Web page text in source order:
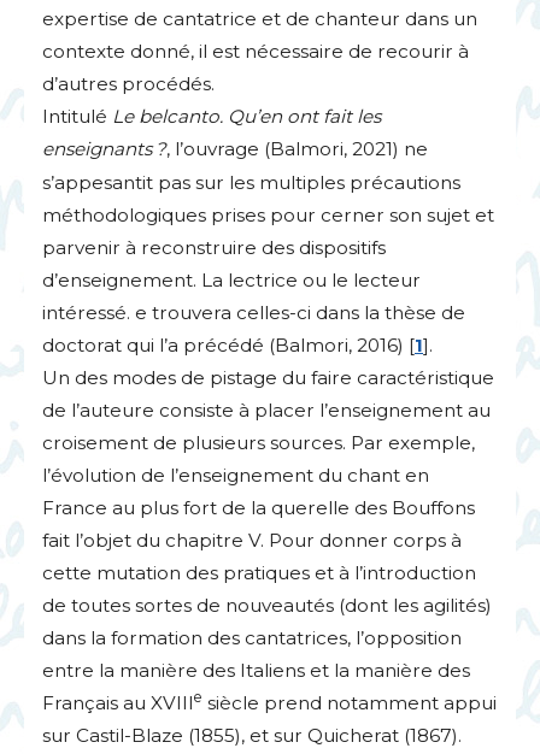
expertise de cantatrice et de chanteur dans un
contexte donné, il est nécessaire de recourir à
d’autres procédés.
Intitulé Le belcanto. Qu’en ont fait les
enseignants ?, l’ouvrage (Balmori, 2021) ne
s’appesantit pas sur les multiples précautions
méthodologiques prises pour cerner son sujet et
parvenir à reconstruire des dispositifs
d’enseignement. La lectrice ou le lecteur
intéressé. e trouvera celles-ci dans la thèse de
doctorat qui l’a précédé (Balmori, 2016) [1].
Un des modes de pistage du faire caractéristique
de l’auteure consiste à placer l’enseignement au
croisement de plusieurs sources. Par exemple,
l’évolution de l’enseignement du chant en
France au plus fort de la querelle des Bouffons
fait l’objet du chapitre V. Pour donner corps à
cette mutation des pratiques et à l’introduction
de toutes sortes de nouveautés (dont les agilités)
dans la formation des cantatrices, l’opposition
entre la manière des Italiens et la manière des
Français au XVIIIe siècle prend notamment appui
sur Castil-Blaze (1855), et sur Quicherat (1867).